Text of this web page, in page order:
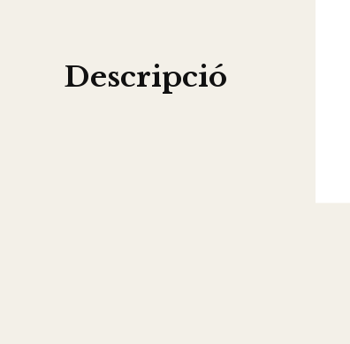
Descripció